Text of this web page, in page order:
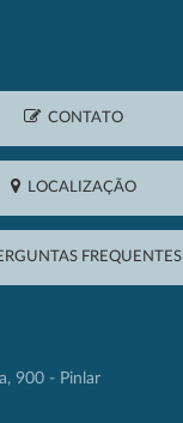
CONTATO
LOCALIZAÇÃO
FREQUENTES
900 - Pinlar